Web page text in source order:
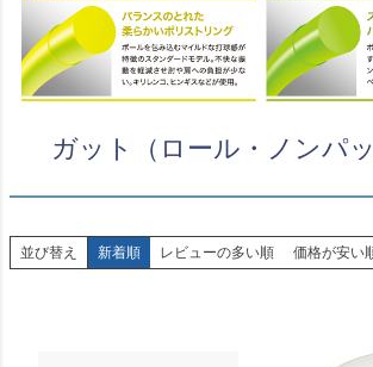
ガット（ロール・ノンパッ
並び替え 新着順 レビューの多い順 価格が安い